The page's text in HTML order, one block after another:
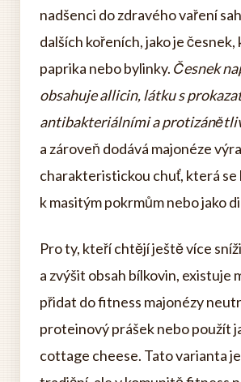
nadšenci do zdravého vaření
dalších kořeních, jako je česnek,
paprika nebo bylinky. Česnek
obsahuje allicin, látku s
antibakteriálními a
a zároveň dodává majonéze
charakteristickou chuť, která se
k masitým pokrmům nebo jako
Pro ty, kteří chtějí ještě více
a zvýšit obsah bílkovin, existuje
přidat do fitness majonézy
proteinový prášek nebo použít
cottage cheese. Tato varianta